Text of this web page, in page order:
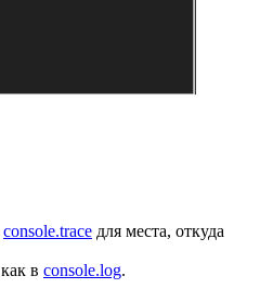
console.trace для места, откуда
как в console.log.